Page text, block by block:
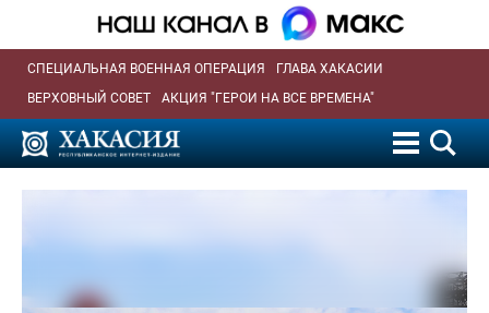
СПЕЦИАЛЬНАЯ ВОЕННАЯ ОПЕРАЦИЯ
ГЛАВА ХАКАСИИ
ВЕРХОВНЫЙ СОВЕТ
АКЦИЯ "ГЕРОИ НА ВСЕ ВРЕМЕНА"